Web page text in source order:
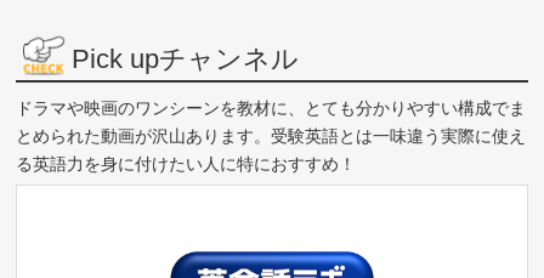
Pick upチャンネル
ドラマや映画のワンシーンを教材に、とても分かりやすい構成でま
とめられた動画が沢山あります。受験英語とは一味違う実際に使え
る英語力を身に付けたい人に特におすすめ！